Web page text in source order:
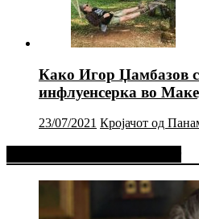
Како Игор Џамбазов
инфлуенсерка во
23/07/2021 Кројачот од